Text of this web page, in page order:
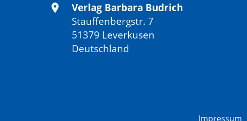
Verlag Barbara Budrich
Stauffenbergstr. 7
51379 Leverkusen
Deutschland
Impressum